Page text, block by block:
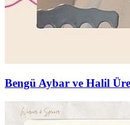
Bengü Aybar ve Halil